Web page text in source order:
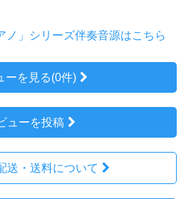
」シリーズ伴奏音源はこちら
ーを見る(0件)
ューを投稿
送・送料について